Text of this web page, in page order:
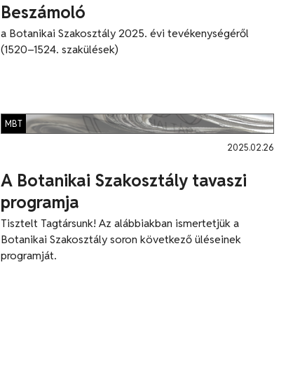
Beszámoló
a Botanikai Szakosztály 2025. évi tevékenységéről
(1520–1524. szakülések)
A Botanikai Szakosztály tavaszi
programja
MBT
2025.02.26
Tisztelt Tagtársunk! Az alábbiakban ismertetjük a
Botanikai Szakosztály soron következő üléseinek
programját.